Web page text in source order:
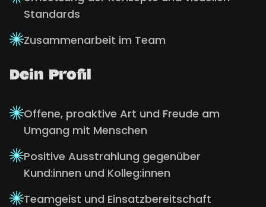
Standards
Zusammenarbeit im Team
Dein Profil
Offene, proaktive Art und Freude am
Umgang mit Menschen
Positive Ausstrahlung gegenüber
Kund:innen und Kolleg:innen
Teamgeist und Einsatzbereitschaft